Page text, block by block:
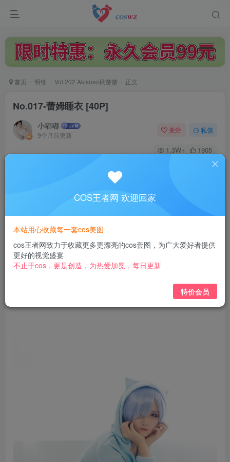
首页 明细 Vol.202 Akisoso秋楚楚 正文
No.017-蕾姆睡衣 [40P]
小嘟嘟
9个月前更新
关注 私信
1.3W+ 1905
此内容为付费阅读，请付费后查看
3
黄金会员免费 钻石会员 免费
立即购买
COS王者网 欢迎回家
本站用心收藏每一套cos美图
cos王者网致力于收藏更多更漂亮的cos套图，为广大爱好者提供
更好的视觉盛宴
不止于cos，更是创造，为热爱加冕，每日更新
特价会员